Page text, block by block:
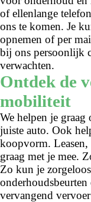
of ellenlange
ons te komen. Je
opnemen of per
bij ons persoonlijk
verwachten.
Ontdek de
mobiliteit
We helpen je
juiste auto. Ook
koopvorm.
graag met je mee.
Zo kun je
onderhoudsbeurten
vervangend